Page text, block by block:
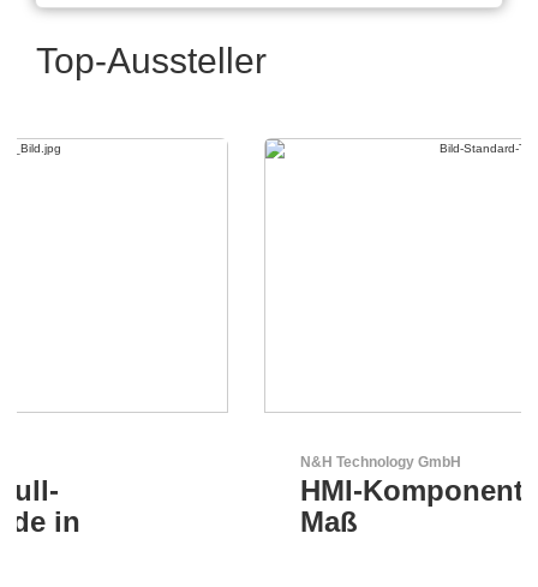
Top-Aussteller
HMI-Komponenten nach
Maß